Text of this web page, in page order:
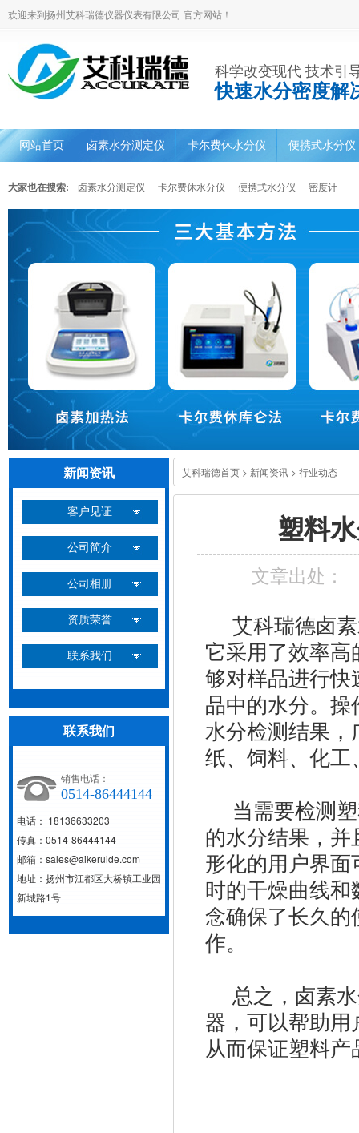
欢迎来到扬州艾科瑞德仪器仪表有限公司 官方网站！
科学改变现代 技术引
快速水分密度解
网站首页 卤素水分测定仪 卡尔费休水分仪 便携式水分仪
大家也在搜索: 卤素水分测定仪 卡尔费休水分仪 便携式水分仪 密度计
新闻资讯
客户见证
公司简介
公司相册
资质荣誉
联系我们
联系我们
销售电话：
0514-86444144
电话： 18136633203
传真：0514-86444144
邮箱：sales@aikeruide.com
地址：扬州市江都区大桥镇工业园
新城路1号
艾科瑞德首页 > 新闻资讯 > 行业动态
塑料
文章出处：
艾科瑞德卤素
它采用了效率
够对样品进行
品中的水分。
水分检测结果
纸、饲料、化
当需要检测塑
的水分结果，
形化的用户界
时的干燥曲线
念确保了长久
作。
总之，卤素水
器，可以帮助
从而保证塑料